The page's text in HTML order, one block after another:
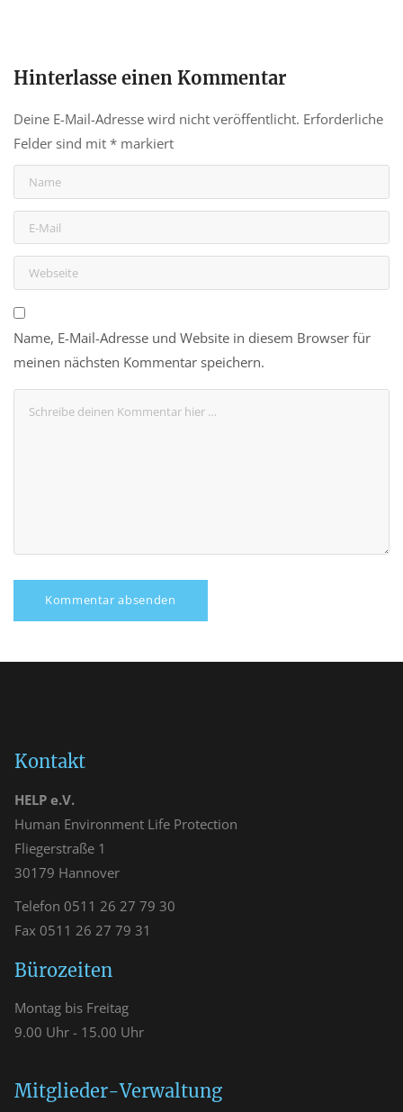
Hinterlasse einen Kommentar
Deine E-Mail-Adresse wird nicht veröffentlicht. Erforderliche
Felder sind mit * markiert
Name, E-Mail-Adresse und Website in diesem Browser für
meinen nächsten Kommentar speichern.
Kontakt
HELP e.V.
Human Environment Life Protection
Fliegerstraße 1
30179 Hannover
Telefon 0511 26 27 79 30
Fax 0511 26 27 79 31
Bürozeiten
Montag bis Freitag
9.00 Uhr - 15.00 Uhr
Mitglieder-Verwaltung